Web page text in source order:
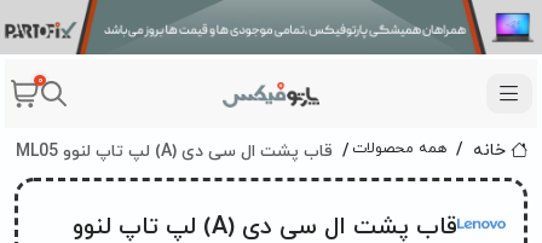
0
خانه همه محصولات قاب پشت ال سی دی (A) لپ تاپ لنوو Ideapad L3-15IML05 نقره ای
قاب پشت ال سی دی (A) لپ تاپ لنوو